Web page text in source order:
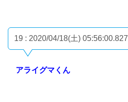
19 : 2020/04/18(土) 05:56:00.827
アライグマくん